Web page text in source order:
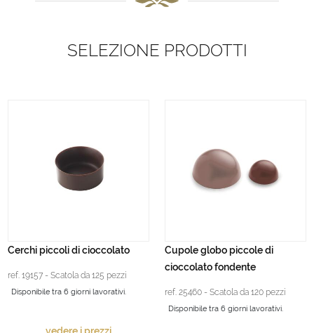
SELEZIONE PRODOTTI
Cerchi piccoli di cioccolato
ref. 19157 - Scatola da 125 pezzi
Disponibile tra 6 giorni lavorativi.
vedere i prezzi
Cupole globo piccole di
cioccolato fondente
ref. 25460 - Scatola da 120 pezzi
Disponibile tra 6 giorni lavorativi.